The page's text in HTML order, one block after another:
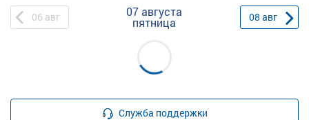
06 авг 07 августа
пятница 08 авг
Служба поддержки